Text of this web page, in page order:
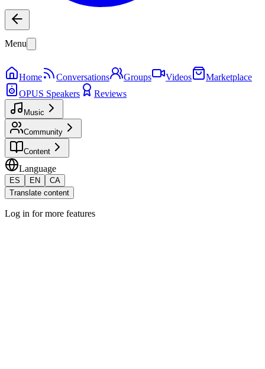
Menu
Home Conversations Groups Videos
Marketplace
OPUS Speakers
Reviews
Music
Community
Content
Language
ES EN
CA
Translate content
Log in for more features